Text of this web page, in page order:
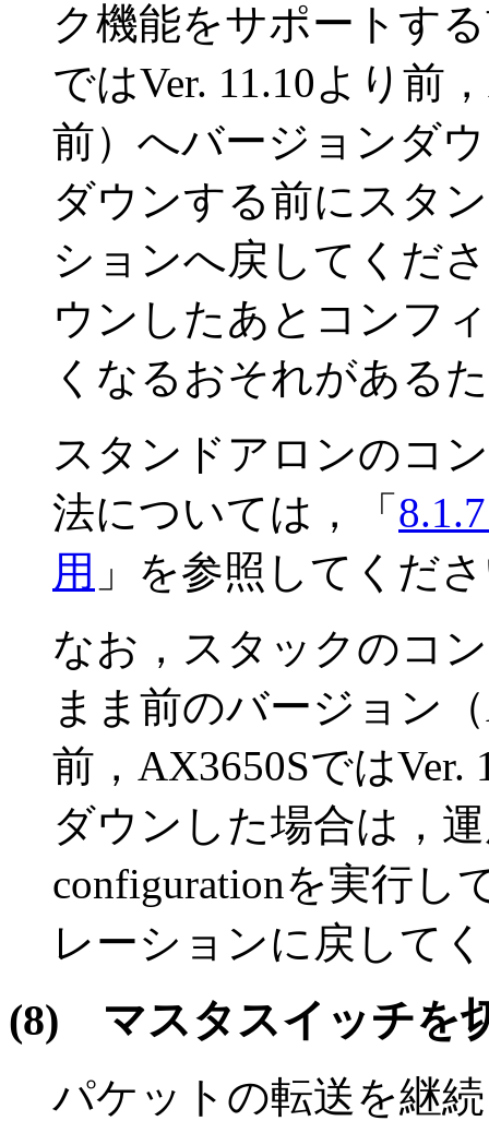
ク機能をサポートす
ではVer. 11.10より前
前）へバージョンダ
ダウンする前にスタ
ションへ戻してくだ
ウンしたあとコンフ
くなるおそれがある
スタンドアロンのコ
法については，「
用 」を参照してくだ
なお，スタックのコ
まま前のバージョン
前，AX3650Sでは
ダウンした場合は，
configurationを実行し
レーションに戻して
(8) マスタスイッチを
パケットの転送を継